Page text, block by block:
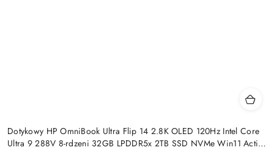
Dotykowy HP OmniBook Ultra Flip 14 2.8K OLED 120Hz Intel Core
Ultra 9 288V 8-rdzeni 32GB LPDDR5x 2TB SSD NVMe Win11 Active